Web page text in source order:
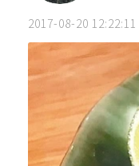
2017-08-20 12:22:11